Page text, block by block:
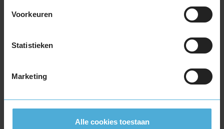
Voorkeuren
Statistieken
Marketing
Alle cookies toestaan
215/65R17 103V EXTRALOAD
225/45R17 91H
225/50R17 98H EXTRALOAD
225/50R17 98V EXTRALOAD